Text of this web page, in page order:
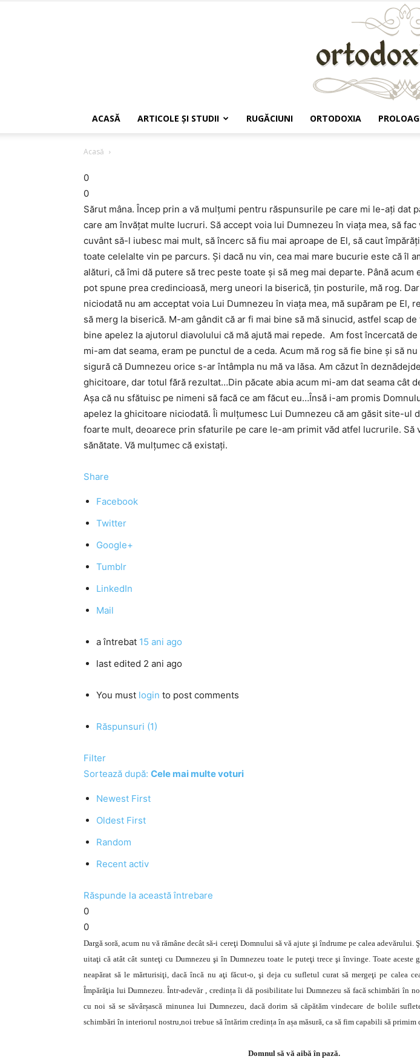
ACASĂ ARTICOLE ŞI STUDII RUGĂCIUNI ORTODOXIA
Acasă
0
0
Sărut mâna. Încep prin a vă mulţumi pentru răspunsurile pe care mi le-aţi dat
care am învăţat multe lucruri. Să accept voia lui Dumnezeu în viaţa mea, să
cuvânt să-l iubesc mai mult, să încerc să fiu mai aproape de El, să caut
toate celelalte vin pe parcurs. Şi dacă nu vin, cea mai mare bucurie este că îl
alături, că îmi dă putere să trec peste toate şi să meg mai departe. Până acum
pot spune prea credincioasă, merg uneori la biserică, ţin posturile, mă rog.
niciodată nu am acceptat voia Lui Dumnezeu în viaţa mea, mă supăram pe El,
să merg la biserică. M-am gândit că ar fi mai bine să mă sinucid, astfel scap de
bine apelez la ajutorul diavolului că mă ajută mai repede. Am fost încercată
mi-am dat seama, eram pe punctul de a ceda. Acum mă rog să fie bine şi să
sigură că Dumnezeu orice s-ar întâmpla nu mă va lăsa. Am căzut în
ghicitoare, dar totul fără rezultat…Din păcate abia acum mi-am dat seama cât
Aşa că nu sfătuisc pe nimeni să facă ce am făcut eu…Însă i-am promis
apelez la ghicitoare niciodată. Îi mulţumesc Lui Dumnezeu că am găsit site-ul
foarte mult, deoarece prin sfaturile pe care le-am primit văd atfel lucrurile. Să
sănătate. Vă mulţumec că existaţi.
Share
Facebook
Twitter
Google+
Tumblr
LinkedIn
Mail
a întrebat 15 ani ago
last edited 2 ani ago
You must login to post comments
Răspunsuri (1)
Filter
Sortează după: Cele mai multe voturi
Newest First
Oldest First
Random
Recent activ
Răspunde la această întrebare
0
0
Dargă soră, acum nu vă rămâne decât să-i cereţi Domnului să vă ajute şi îndrume pe calea adevărului.
uitaţi că atât cât sunteţi cu Dumnezeu şi în Dumnezeu toate le puteţi trece şi învinge. Toate aceste
neapărat să le mărturisiţi, dacă încă nu aţi făcut-o, şi deja cu sufletul curat să mergeţi pe calea
Împărăţia lui Dumnezeu. Într-adevăr , credința îi dă posibilitate lui Dumnezeu să facă schimbări în
cu noi să se săvârșască minunea lui Dumnezeu, dacă dorim să căpătăm vindecare de bolile
schimbări în interiorul nostru,noi trebue să întărim credința în așa măsură, ca să fim capabili să primim
Domnul să vă aibă în pază.